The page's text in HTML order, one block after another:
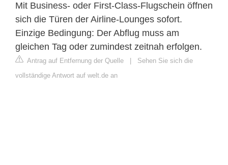
Mit Business- oder First-Class-Flugschein öffnen
sich die Türen der Airline-Lounges sofort.
Einzige Bedingung: Der Abflug muss am
gleichen Tag oder zumindest zeitnah erfolgen.
Antrag auf Entfernung der Quelle
Sehen Sie sich die
vollständige Antwort auf welt.de an